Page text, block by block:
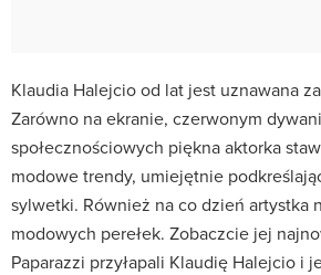
Klaudia Halejcio od lat jest uznawana
Zarówno na ekranie, czerwonym
społecznościowych piękna aktorka
modowe trendy, umiejętnie
sylwetki. Również na co dzień artystka
modowych perełek. Zobaczcie jej
Paparazzi przyłapali Klaudię Halejcio i